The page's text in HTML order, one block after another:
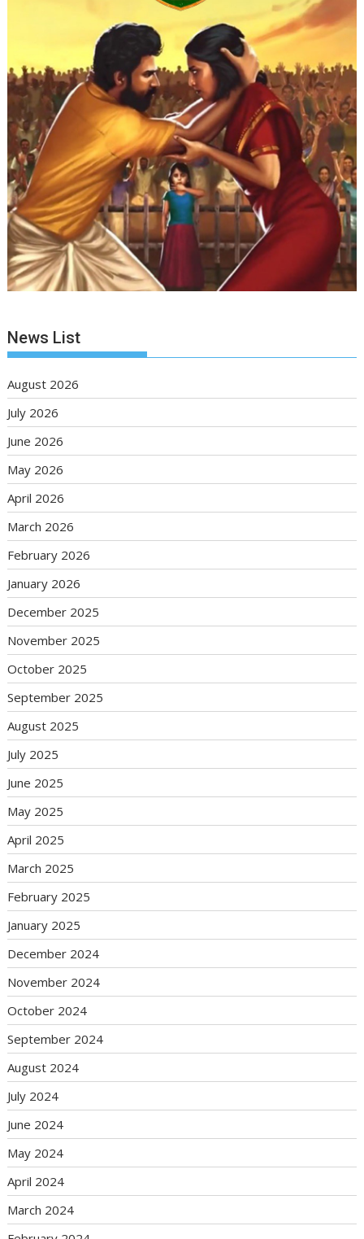
News List
August 2026
July 2026
June 2026
May 2026
April 2026
March 2026
February 2026
January 2026
December 2025
November 2025
October 2025
September 2025
August 2025
July 2025
June 2025
May 2025
April 2025
March 2025
February 2025
January 2025
December 2024
November 2024
October 2024
September 2024
August 2024
July 2024
June 2024
May 2024
April 2024
March 2024